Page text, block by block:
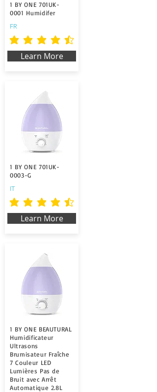
1 BY ONE 701UK-
0001 Humidifer
FR
la calificación promedio es 4.5 de 5
Learn More
1 BY ONE 701UK-
0003-G
IT
la calificación promedio es 4.5 de 5
Learn More
1 BY ONE BEAUTURAL
Humidificateur
Ultrasons
Brumisateur Fraîche
7 Couleur LED
Lumières Pas de
Bruit avec Arrêt
Automatique 2.8L